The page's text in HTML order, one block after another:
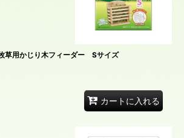
草用かじり木フィーダー Sサイズ
カートに入れる